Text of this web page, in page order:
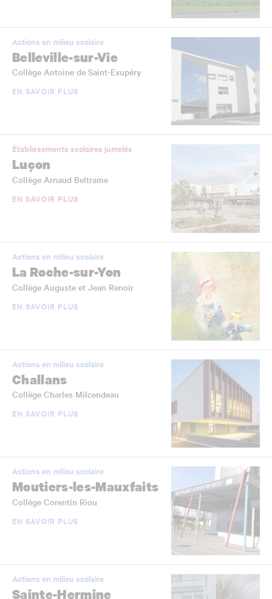
Actions en milieu scolaire
Belleville-sur-Vie
Collège Antoine de Saint-Exupéry
EN SAVOIR PLUS
Établissements scolaires jumelés
Luçon
Collège Arnaud Beltrame
EN SAVOIR PLUS
Actions en milieu scolaire
La Roche-sur-Yon
Collège Auguste et Jean Renoir
EN SAVOIR PLUS
Actions en milieu scolaire
Challans
Collège Charles Milcendeau
EN SAVOIR PLUS
Actions en milieu scolaire
Moutiers-les-Mauxfaits
Collège Corentin Riou
EN SAVOIR PLUS
Actions en milieu scolaire
Sainte-Hermine